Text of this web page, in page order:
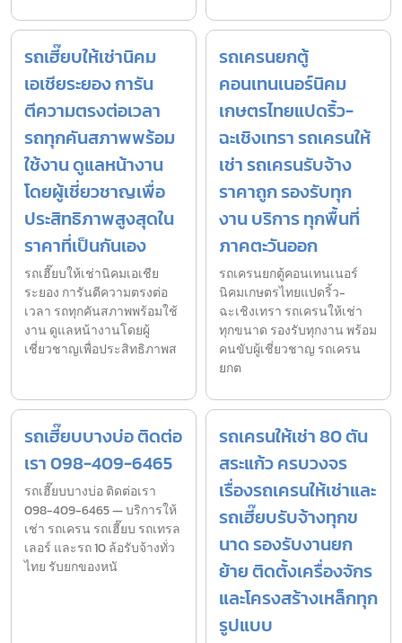
รถเฮี๊ยบให้เช่านิคม
เอเชียระยอง การัน
ตีความตรงต่อเวลา
รถทุกคันสภาพพร้อม
ใช้งาน ดูแลหน้างาน
โดยผู้เชี่ยวชาญเพื่อ
ประสิทธิภาพสูงสุดใน
ราคาที่เป็นกันเอง
รถเฮี๊ยบให้เช่านิคมเอเชีย
ระยอง การันตีความตรงต่อ
เวลา รถทุกคันสภาพพร้อมใช้
งาน ดูแลหน้างานโดยผู้
เชี่ยวชาญเพื่อประสิทธิภาพส
รถเครนยกตู้
คอนเทนเนอร์นิคม
เกษตรไทยแปดริ้ว-
ฉะเชิงเทรา รถเครนให้
เช่า รถเครนรับจ้าง
ราคาถูก รองรับทุก
งาน บริการ ทุกพื้นที่
ภาคตะวันออก
รถเครนยกตู้คอนเทนเนอร์
นิคมเกษตรไทยแปดริ้ว-
ฉะเชิงเทรา รถเครนให้เช่า
ทุกขนาด รองรับทุกงาน พร้อม
คนขับผู้เชี่ยวชาญ รถเครน
ยกต
รถเฮี๊ยบบางบ่อ ติดต่อ
เรา 098-409-6465
รถเฮี๊ยบบางบ่อ ติดต่อเรา
098-409-6465 — บริการให้
เช่า รถเครน รถเฮี๊ยบ รถเทรล
เลอร์ และรถ 10 ล้อรับจ้างทั่ว
ไทย รับยกของหนั
รถเครนให้เช่า 80 ตัน
สระแก้ว ครบวงจร
เรื่องรถเครนให้เช่าและ
รถเฮี๊ยบรับจ้างทุกข
นาด รองรับงานยก
ย้าย ติดตั้งเครื่องจักร
และโครงสร้างเหล็กทุก
รูปแบบ